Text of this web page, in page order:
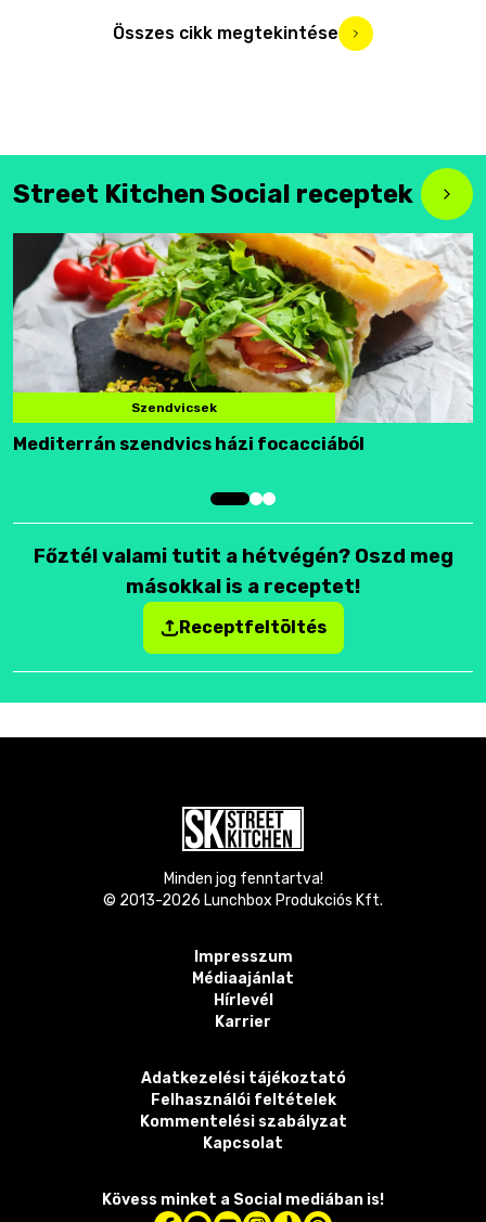
Összes cikk megtekintése
Street Kitchen Social receptek
Szendvicsek
Mediterrán szendvics házi focacciából
Főztél valami tutit a hétvégén? Oszd meg
másokkal is a receptet!
Receptfeltöltés
Minden jog fenntartva!
© 2013-2026 Lunchbox Produkciós Kft.
Impresszum
Médiaajánlat
Hírlevél
Karrier
Adatkezelési tájékoztató
Felhasználói feltételek
Kommentelési szabályzat
Kapcsolat
Kövess minket a Social mediában is!